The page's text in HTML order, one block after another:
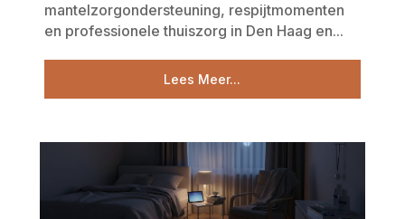
mantelzorgondersteuning, respijtmomenten
en professionele thuiszorg in Den Haag en...
Lees Meer...